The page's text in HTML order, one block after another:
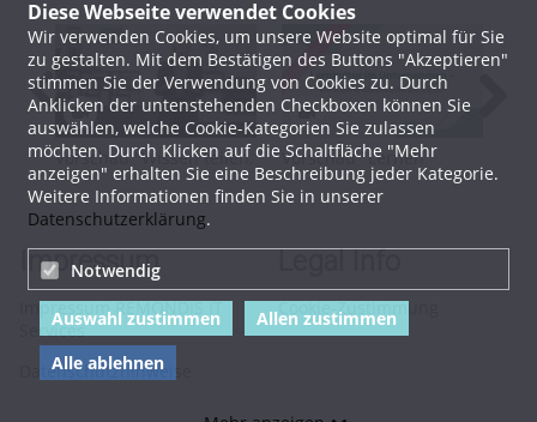
Diese Webseite verwendet Cookies
Wir verwenden Cookies, um unsere Website optimal für Sie
zu gestalten. Mit dem Bestätigen des Buttons "Akzeptieren"
stimmen Sie der Verwendung von Cookies zu. Durch
Anklicken der untenstehenden Checkboxen können Sie
auswählen, welche Cookie-Kategorien Sie zulassen
möchten. Durch Klicken auf die Schaltfläche "Mehr
anzeigen" erhalten Sie eine Beschreibung jeder Kategorie.
Weitere Informationen finden Sie in unserer
Datenschutzerklärung.
Notwendig
Auswahl zustimmen
Allen zustimmen
Alle ablehnen
Soll das Video in externen
Seiten eingebettet werden?:
Nein
Vorschau "Wissen teilen,
Innovation fördern:
Strategien für
erfolgreiches
Wissensmanagement im
Unternehmen"
Vorschau "Lernen
fördern – eine
Lernkultur im Team
Impressum
Impressum REMONDIS IT
Services
Datenschutzhinweise
Cookie-Zustimmung